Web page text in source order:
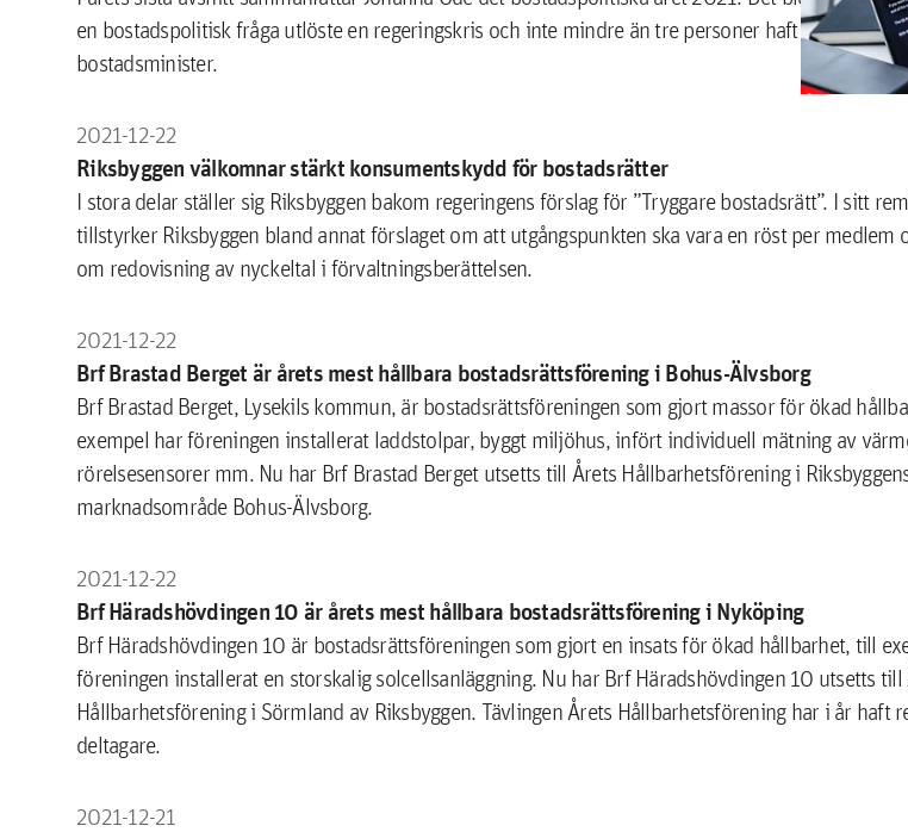
en bostadspolitisk fråga utlöste en regeringskris och inte mindre än tre personer haft posten som
bostadsminister.
2021-12-22
Riksbyggen välkomnar stärkt konsumentskydd för bostadsrätter
I stora delar ställer sig Riksbyggen bakom regeringens förslag för ”Tryggare bostadsrätt”. I sitt
tillstyrker Riksbyggen bland annat förslaget om att utgångspunkten ska vara en röst per medlem
om redovisning av nyckeltal i förvaltningsberättelsen.
2021-12-22
Brf Brastad Berget är årets mest hållbara bostadsrättsförening i Bohus-Älvsborg
Brf Brastad Berget, Lysekils kommun, är bostadsrättsföreningen som gjort massor för ökad
exempel har föreningen installerat laddstolpar, byggt miljöhus, infört individuell mätning av
rörelsesensorer mm. Nu har Brf Brastad Berget utsetts till Årets Hållbarhetsförening i
marknadsområde Bohus-Älvsborg.
2021-12-22
Brf Häradshövdingen 10 är årets mest hållbara bostadsrättsförening i Nyköping
Brf Häradshövdingen 10 är bostadsrättsföreningen som gjort en insats för ökad hållbarhet, till
föreningen installerat en storskalig solcellsanläggning. Nu har Brf Häradshövdingen 10 utsetts till
Hållbarhetsförening i Sörmland av Riksbyggen. Tävlingen Årets Hållbarhetsförening har i år haft
deltagare.
2021-12-21